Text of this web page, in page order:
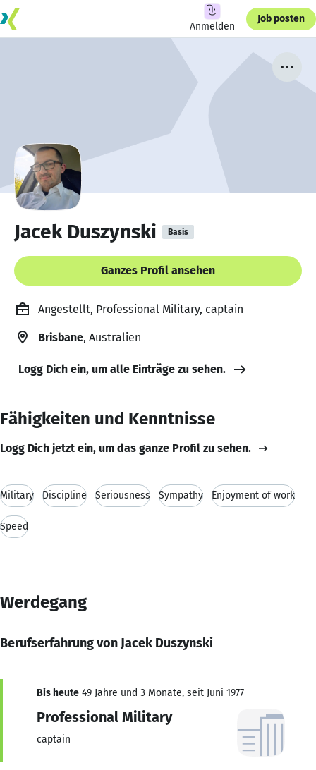
Anmelden
Job posten
Jacek Duszynski Basis
Ganzes Profil ansehen
Angestellt, Professional Military, captain
Brisbane, Australien
Logg Dich ein, um alle Einträge zu sehen.
Fähigkeiten und Kenntnisse
Logg Dich jetzt ein, um das ganze Profil zu sehen.
Military Discipline Seriousness Sympathy Enjoyment of work
Speed
Werdegang
Berufserfahrung von Jacek Duszynski
Bis heute 49 Jahre und 3 Monate, seit Juni 1977
Professional Military
captain